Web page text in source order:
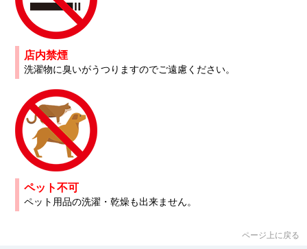
店内禁煙
洗濯物に臭いがうつりますのでご遠慮ください。
ペット不可
ペット用品の洗濯・乾燥も出来ません。
ページ上に戻る